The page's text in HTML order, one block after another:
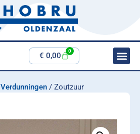
€ 0,00
0
Verdunningen / Zoutzuur